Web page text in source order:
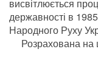
висвітлюється
державності в
Народного Руху
Розрахована на